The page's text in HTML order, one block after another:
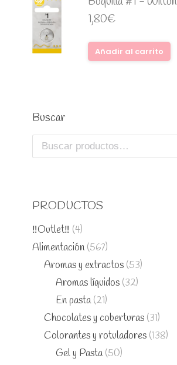
1,80€
Añadir al carrito
Buscar
PRODUCTOS
‼️Outlet‼️ (4)
Alimentación (567)
Aromas y extractos (53)
Aromas líquidos (32)
En pasta (21)
Chocolates y coberturas (31)
Colorantes y rotuladores (138)
Gel y Pasta (50)